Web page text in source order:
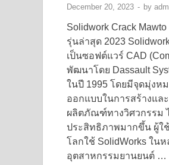
December 20, 2023 - by
Solidwork Crack
รุ่นล่าสุด 2023
เป็นซอฟต์แวร์ CAD
พัฒนาโดย Dassault
ในปี 1995 โดยมีจุดมุ่งห
ออกแบบในการสร้างแล
ผลิตภัณฑ์ทางวิศวกรรม
ประสิทธิภาพมากขึ้น ผู้ใ
โลกใช้ SolidWorks ใน
อุตสาหกรรมยานยนต์ …